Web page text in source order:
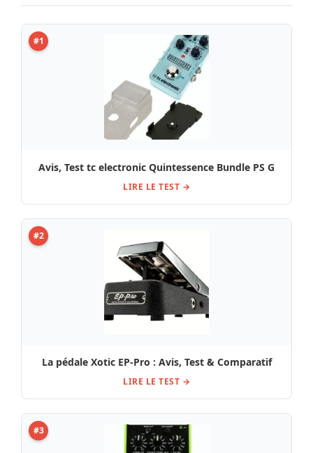
#1
Avis, Test tc electronic Quintessence Bundle PS G
LIRE LE TEST →
#2
La pédale Xotic EP-Pro : Avis, Test & Comparatif
LIRE LE TEST →
#3